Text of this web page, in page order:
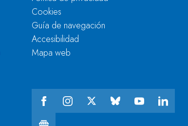
Cookies
Guía de navegación
Accesibilidad
Mapa web